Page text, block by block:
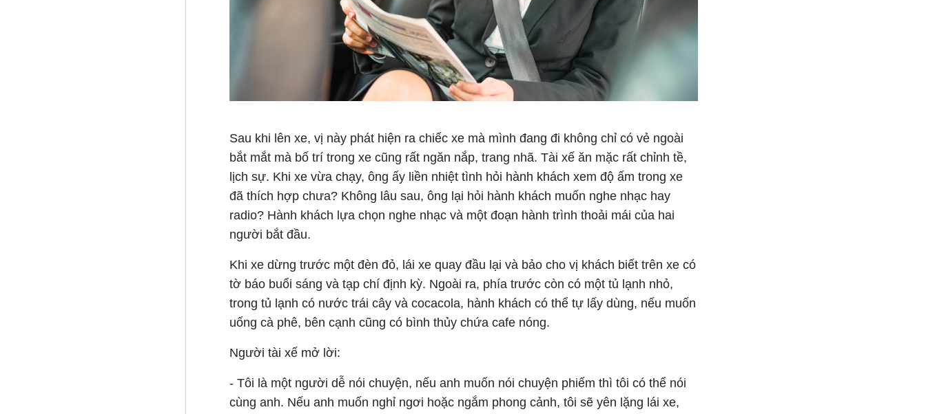
Sau khi lên xe, vị này phát hiện ra chiếc xe mà mình đang đi không chỉ có vẻ ngoài
bắt mắt mà bố trí trong xe cũng rất ngăn nắp, trang nhã. Tài xế ăn mặc rất chỉnh tề,
lịch sự. Khi xe vừa chạy, ông ấy liền nhiệt tình hỏi hành khách xem độ ấm trong xe
đã thích hợp chưa? Không lâu sau, ông lại hỏi hành khách muốn nghe nhạc hay
radio? Hành khách lựa chọn nghe nhạc và một đoạn hành trình thoải mái của hai
người bắt đầu.
Khi xe dừng trước một đèn đỏ, lái xe quay đầu lại và bảo cho vị khách biết trên xe có
tờ báo buổi sáng và tạp chí định kỳ. Ngoài ra, phía trước còn có một tủ lạnh nhỏ,
trong tủ lạnh có nước trái cây và cocacola, hành khách có thể tự lấy dùng, nếu muốn
uống cà phê, bên cạnh cũng có bình thủy chứa cafe nóng.
Người tài xế mở lời:
- Tôi là một người dễ nói chuyện, nếu anh muốn nói chuyện phiếm thì tôi có thể nói
cùng anh. Nếu anh muốn nghỉ ngơi hoặc ngắm phong cảnh, tôi sẽ yên lặng lái xe,